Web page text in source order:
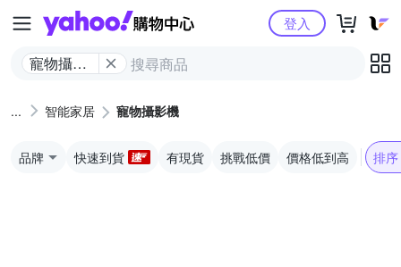
Yahoo購物中心
寵物攝影
登入
智能家居 寵物攝影機
品牌 快速到貨 有現貨 挑戰低價 價格低到高 排序